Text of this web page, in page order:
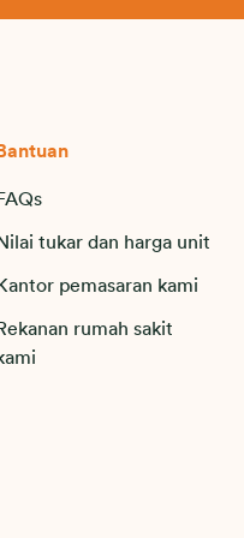
tukar dan harga unit
pemasaran kami
rumah sakit